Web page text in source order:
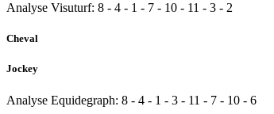
Analyse Visuturf: 8 - 4 - 1 - 7 - 10 - 11 - 3 - 2
Cheval
Jockey
Analyse Equidegraph: 8 - 4 - 1 - 3 - 11 - 7 - 10 - 6